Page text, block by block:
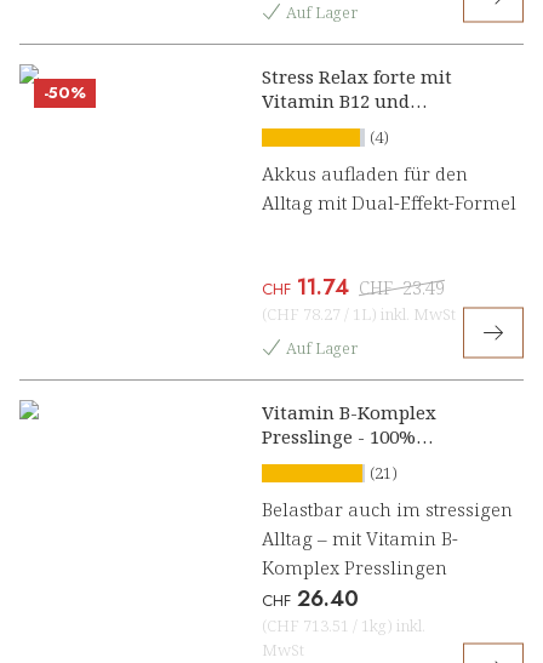
Auf Lager
-50%
Stress Relax forte mit
Vitamin B12 und
Ashwagandha Konzentrat
(4)
Akkus aufladen für den
Alltag mit Dual-Effekt-Formel
CHF 11.74 CHF 23.49
(CHF 78.27 / 1L) inkl. MwSt
Auf Lager
Vitamin B-Komplex
Presslinge - 100%
natürlich
(21)
Belastbar auch im stressigen
Alltag – mit Vitamin B-
Komplex Presslingen
CHF 26.40
(CHF 713.51 / 1kg) inkl.
MwSt